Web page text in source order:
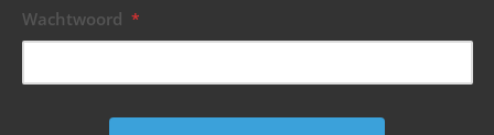
Wachtwoord *